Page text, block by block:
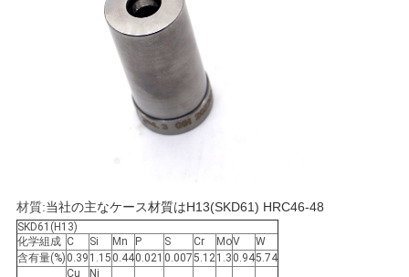
な
さ
材質:当社の主なケース材質はH13(SKD61) HRC46-48
SKD61(H13)
化学組成 C Si Mn P S Cr MoV
W
含有量(%) 0.39 1.15 0.440.021 0.0075.121.3 0.945.74
Cu
Ni